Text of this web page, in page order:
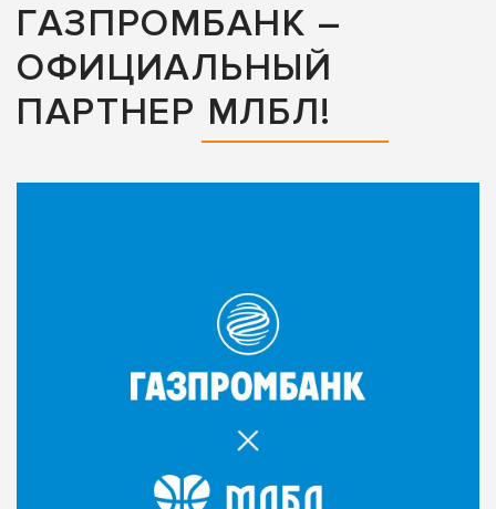
ГАЗПРОМБАНК –
ОФИЦИАЛЬНЫЙ
ПАРТНЕР МЛБЛ!